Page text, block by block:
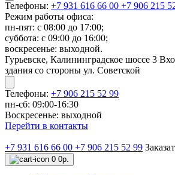
Телефоны: +7 931 616 66 00 +7 906 215
Режим работы офиса:
пн-пят: с 08:00 до 17:00;
суббота: с 09:00 до 16:00;
воскресенье: выходной.
Гурьевске, Калининградское шоссе 3
здания со стороны ул. Советской
Телефоны: +7 906 215 52 99
пн-сб: 09:00-16:30
Воскресенье: выходной
Перейти в контакты
+7 931 616 66 00 +7 906 215 52 99
0 0р.